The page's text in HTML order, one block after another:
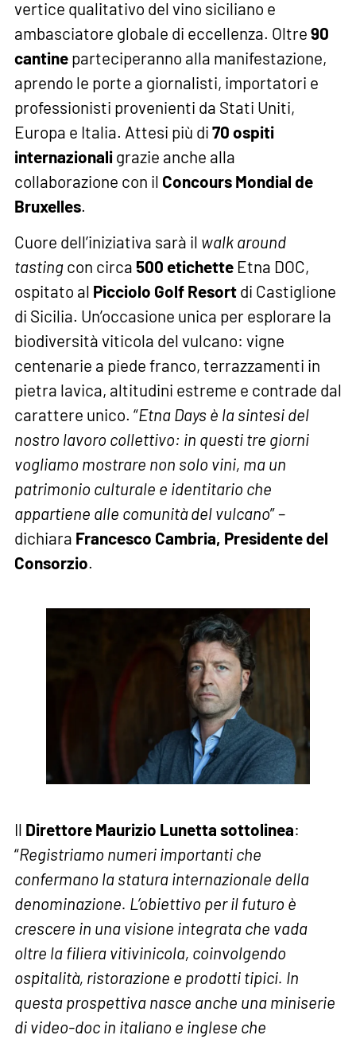
vertice qualitativo del vino siciliano e
ambasciatore globale di eccellenza. Oltre 90
cantine parteciperanno alla manifestazione,
aprendo le porte a giornalisti, importatori e
professionisti provenienti da Stati Uniti,
Europa e Italia. Attesi più di 70 ospiti
internazionali grazie anche alla
collaborazione con il Concours Mondial de
Bruxelles.
Cuore dell’iniziativa sarà il walk around
tasting con circa 500 etichette Etna DOC,
ospitato al Picciolo Golf Resort di Castiglione
di Sicilia. Un’occasione unica per esplorare la
biodiversità viticola del vulcano: vigne
centenarie a piede franco, terrazzamenti in
pietra lavica, altitudini estreme e contrade dal
carattere unico. “Etna Days è la sintesi del
nostro lavoro collettivo: in questi tre giorni
vogliamo mostrare non solo vini, ma un
patrimonio culturale e identitario che
appartiene alle comunità del vulcano” –
dichiara Francesco Cambria, Presidente del
Consorzio.
Il Direttore Maurizio Lunetta sottolinea:
“Registriamo numeri importanti che
confermano la statura internazionale della
denominazione. L’obiettivo per il futuro è
crescere in una visione integrata che vada
oltre la filiera vitivinicola, coinvolgendo
ospitalità, ristorazione e prodotti tipici. In
questa prospettiva nasce anche una miniserie
di video-doc in italiano e inglese che